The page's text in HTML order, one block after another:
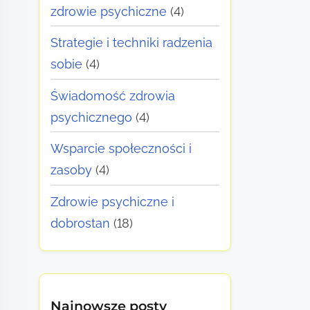
zdrowie psychiczne (4)
Strategie i techniki radzenia
sobie (4)
Świadomość zdrowia
psychicznego (4)
Wsparcie społeczności i
zasoby (4)
Zdrowie psychiczne i
dobrostan (18)
Najnowsze posty